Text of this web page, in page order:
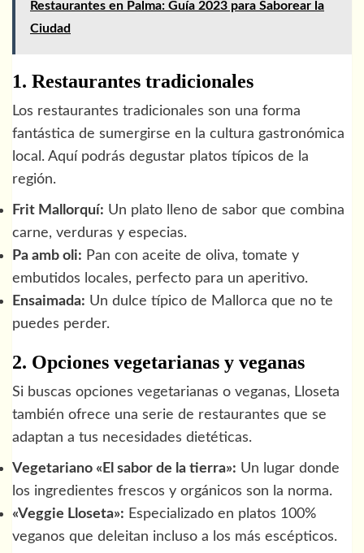
Restaurantes en Palma: Guía 2023 para Saborear la
Ciudad
1. Restaurantes tradicionales
Los restaurantes tradicionales son una forma
fantástica de sumergirse en la cultura gastronómica
local. Aquí podrás degustar platos típicos de la
región.
Frit Mallorquí: Un plato lleno de sabor que combina
carne, verduras y especias.
Pa amb oli: Pan con aceite de oliva, tomate y
embutidos locales, perfecto para un aperitivo.
Ensaimada: Un dulce típico de Mallorca que no te
puedes perder.
2. Opciones vegetarianas y veganas
Si buscas opciones vegetarianas o veganas, Lloseta
también ofrece una serie de restaurantes que se
adaptan a tus necesidades dietéticas.
Vegetariano «El sabor de la tierra»: Un lugar donde
los ingredientes frescos y orgánicos son la norma.
«Veggie Lloseta»: Especializado en platos 100%
veganos que deleitan incluso a los más escépticos.